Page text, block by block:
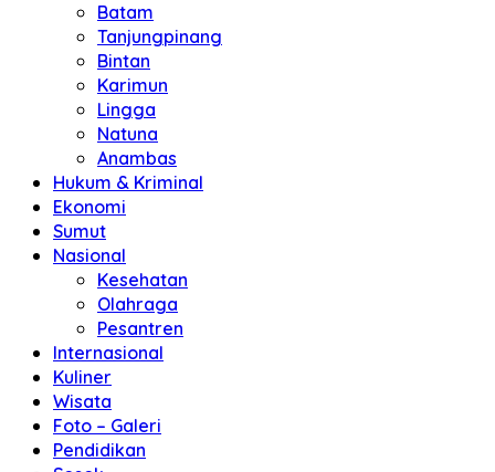
Batam
Tanjungpinang
Bintan
Karimun
Lingga
Natuna
Anambas
Hukum & Kriminal
Ekonomi
Sumut
Nasional
Kesehatan
Olahraga
Pesantren
Internasional
Kuliner
Wisata
Foto – Galeri
Pendidikan